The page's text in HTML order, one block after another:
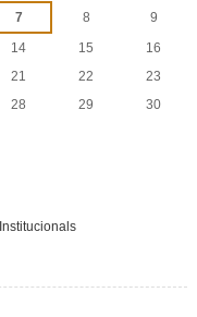
7 8
9
14 15
16
21 22
23
28 29
30